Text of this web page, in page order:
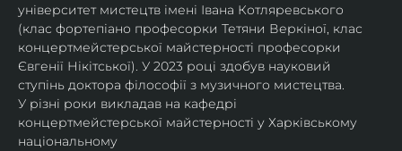
університет мистецтв імені Івана Котляревського
(клас фортепіано професорки Тетяни Веркіної, клас
концертмейстерської майстерності професорки
Євгенії Нікітської). У 2023 році здобув науковий
ступінь доктора філософії з музичного мистецтва.
У різні роки викладав на кафедрі
концертмейстерської майстерності у Харківському
національному